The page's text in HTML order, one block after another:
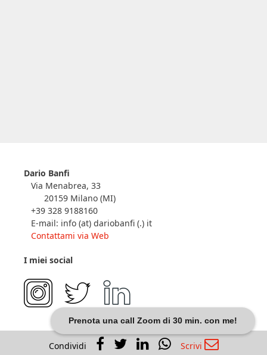
Prenota una call Zoom di 30 min. con me!
Dario Banfi
Via Menabrea, 33
20159 Milano (MI)
+39 328 9188160
E-mail: info (at) dariobanfi (.) it
Contattami via Web
I miei social
In WP Community
Condividi Scrivi